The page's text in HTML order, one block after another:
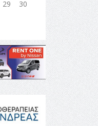
29
30